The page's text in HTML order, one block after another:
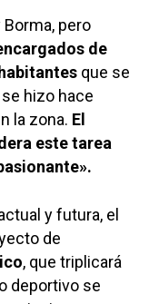
pero
de
que se
hizo hace
la zona. El
este tarea
y futura, el
de
, que triplicará
deportivo se